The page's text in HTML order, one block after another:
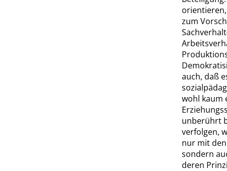
zum
auch, daß
wohl kaum
unberührt
verfolgen,
nur mit
sondern
deren